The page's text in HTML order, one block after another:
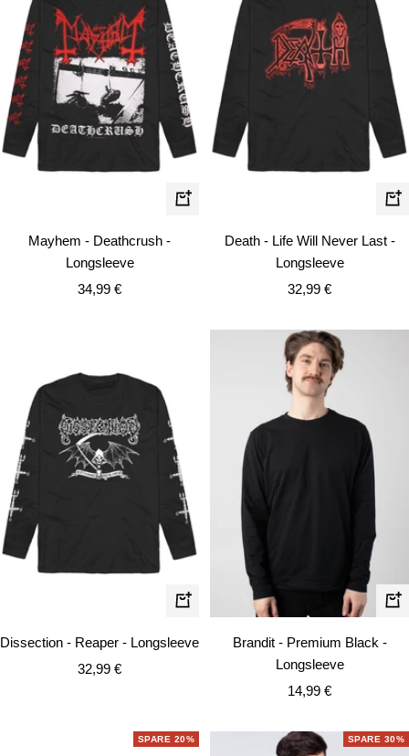
Schnellansicht
Mayhem - Deathcrush -
Longsleeve
Angebotspreis
34,99 €
Death - Life Will Never Last -
Longsleeve
Angebotspreis
32,99 €
Schnellansicht
Dissection - Reaper - Longsleeve
Angebotspreis
32,99 €
Brandit - Premium Black -
Longsleeve
Angebotspreis
14,99 €
SPARE 20% SPARE 30%